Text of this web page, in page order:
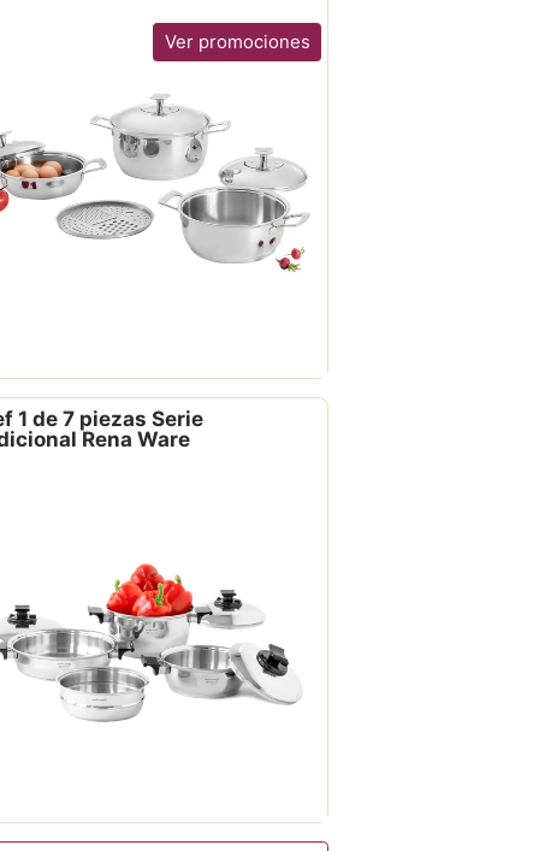
Ver promociones
1 de 7 piezas Serie
Rena Ware